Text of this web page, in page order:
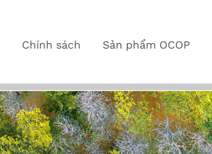
Chính sách Sản phẩm OCOP